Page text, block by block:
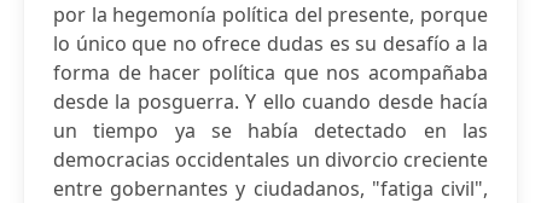
por la hegemonía política del presente, porque
lo único que no ofrece dudas es su desafío a la
forma de hacer política que nos acompañaba
desde la posguerra. Y ello cuando desde hacía
un tiempo ya se había detectado en las
democracias occidentales un divorcio creciente
entre gobernantes y ciudadanos, "fatiga civil",